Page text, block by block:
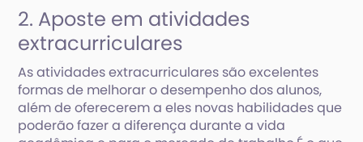
2. Aposte em atividades
extracurriculares
As atividades extracurriculares são excelentes
formas de melhorar o desempenho dos alunos,
além de oferecerem a eles novas habilidades que
poderão fazer a diferença durante a vida